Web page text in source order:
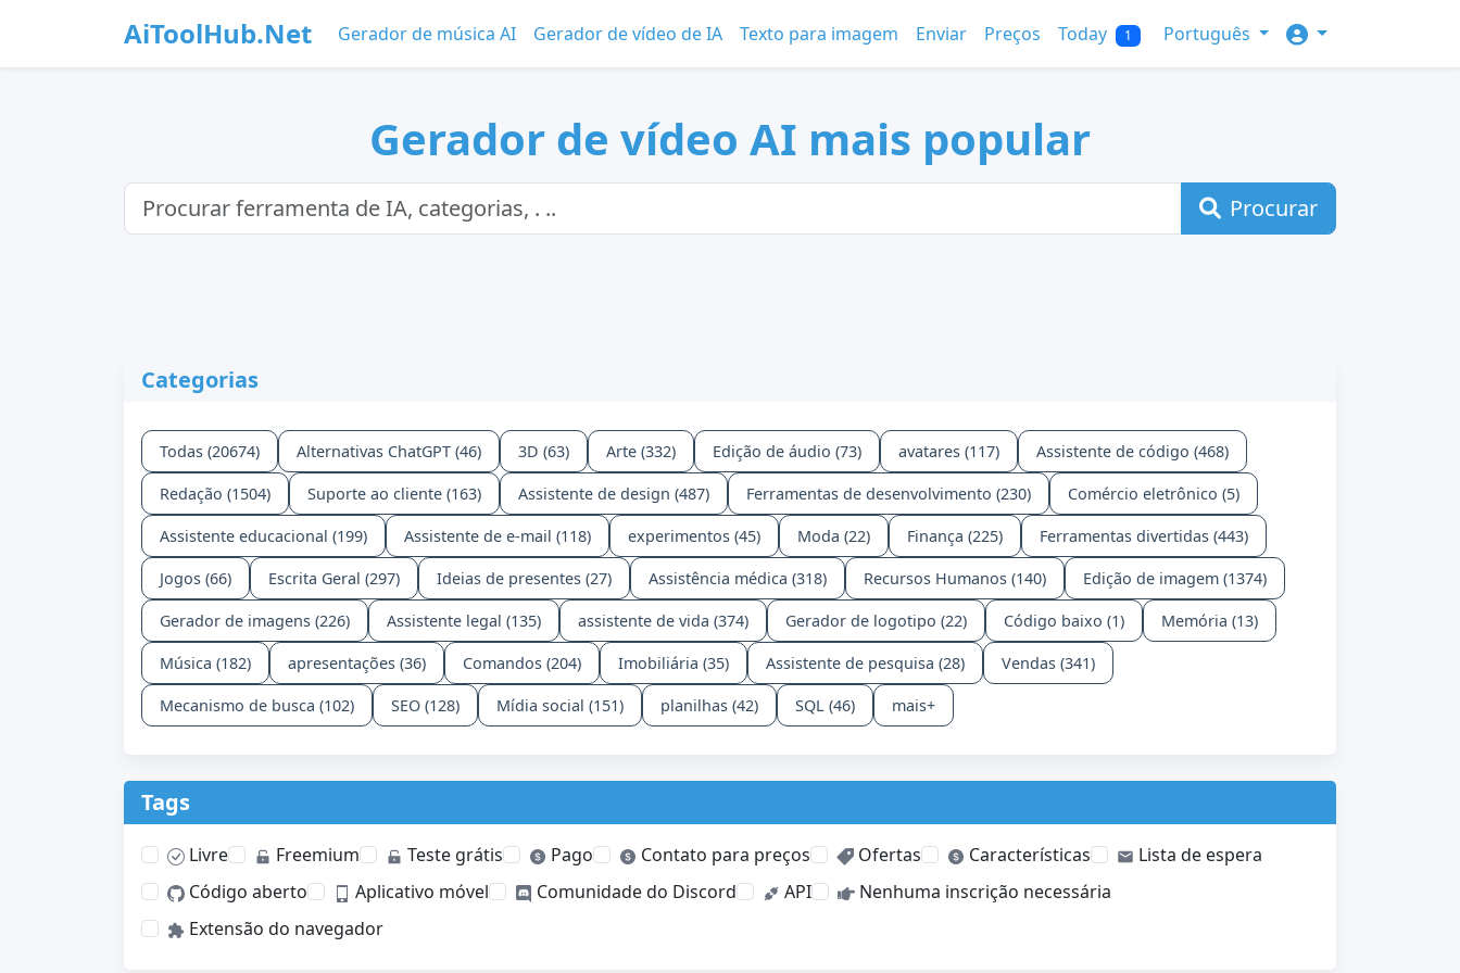
AiToolHub.Net Gerador de música AI Gerador de vídeo de IA Texto para imagem Enviar Preços Today 1 Português
Gerador de vídeo AI mais popular
Procurar
Categorias
Todas (20674) Alternativas ChatGPT (46) 3D (63) Arte (332) Edição de áudio (73) avatares (117) Assistente de código (468)
Redação (1504) Suporte ao cliente (163) Assistente de design (487) Ferramentas de desenvolvimento (230) Comércio eletrônico (5)
Assistente educacional (199) Assistente de e-mail (118) experimentos (45) Moda (22) Finança (225) Ferramentas divertidas (443)
Jogos (66) Escrita Geral (297) Ideias de presentes (27) Assistência médica (318) Recursos Humanos (140) Edição de imagem (1374)
Gerador de imagens (226) Assistente legal (135) assistente de vida (374) Gerador de logotipo (22) Código baixo (1) Memória (13)
Música (182) apresentações (36) Comandos (204) Imobiliária (35) Assistente de pesquisa (28) Vendas (341)
Mecanismo de busca (102) SEO (128) Mídia social (151) planilhas (42) SQL (46) mais+
Tags
Livre Freemium Teste grátis Pago Contato para preços Ofertas Características
Lista de espera
Código aberto
Aplicativo móvel Comunidade do Discord API
Nenhuma inscrição necessária
Extensão do navegador